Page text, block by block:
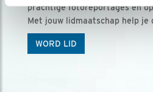
prachtige fotoreportages en
Met jouw lidmaatschap help je
WORD LID